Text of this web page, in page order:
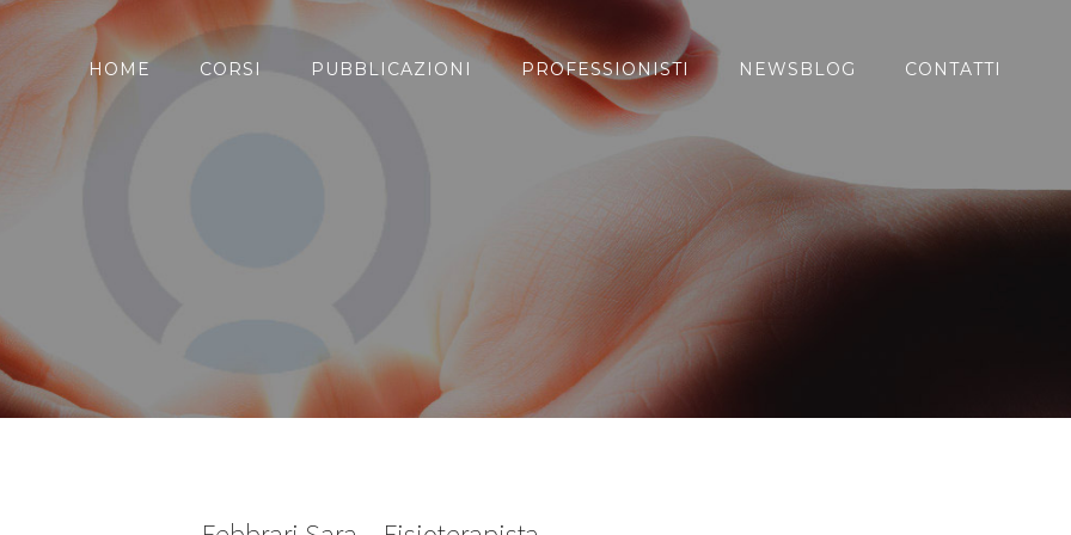
HOME CORSI PUBBLICAZIONI PROFESSIONISTI NEWSBLOG CONTATTI